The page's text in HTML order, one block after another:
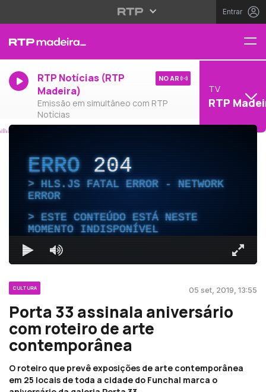
Entrar
RTP Notícias (RTP
Madeira)
Emissão em simultâneo com RTP
Notícias
NO AR
TV
RTP
ERRO204
HLS.JS FATAL ERROR - NETWORK
ERROR
ESTE CONTEÚDO ESTÁ NESTE
MOMENTO INDISPONÍVEL
CULTURA 05 set, 2019, 13:55
Porta 33 assinala aniversário
com roteiro de arte
contemporânea
O roteiro que prevê exposições de arte contemporânea
em 25 locais de toda a cidade do Funchal marca o